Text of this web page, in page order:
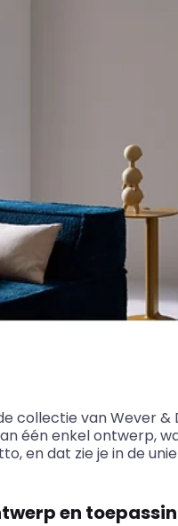
collectie van Wever&
één enkel ontwerp,
en dat zie je in de
en